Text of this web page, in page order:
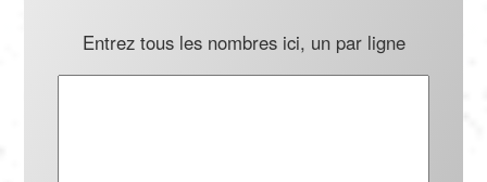
Entrez tous les nombres ici, un par ligne